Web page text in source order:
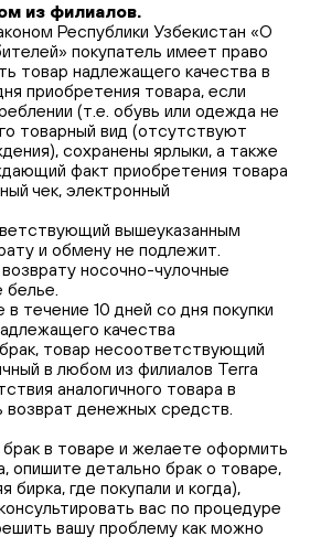
из филиалов.
Республики Узбекистан «О
покупатель имеет право
товар надлежащего качества в
приобретения товара, если
(т.е. обувь или одежда не
товарный вид (отсутствуют
сохранены ярлыки, а также
факт приобретения товара
чек, электронный
вышеуказанным
и обмену не подлежит.
носочно-чулочные
белье.
течение 10 дней со дня покупки
качества
товар несоответствующий
в любом из филиалов Terra
аналогичного товара в
денежных средств.
в товаре и желаете оформить
опишите детально брак о товаре,
бирка, где покупали и когда),
вас по процедуре
вашу проблему как можно